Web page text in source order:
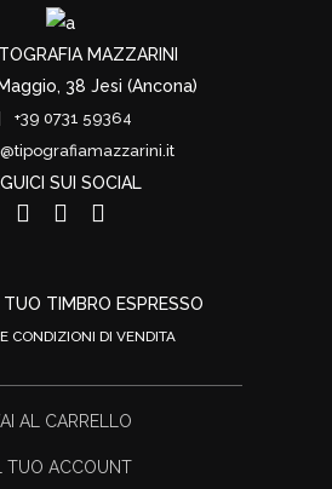
MAZZARINI
38 Jesi (Ancona)
+39 0731 59364
SUI SOCIAL
TIMBRO ESPRESSO
CONDIZIONI DI VENDITA
AL CARRELLO
IL TUO ACCOUNT